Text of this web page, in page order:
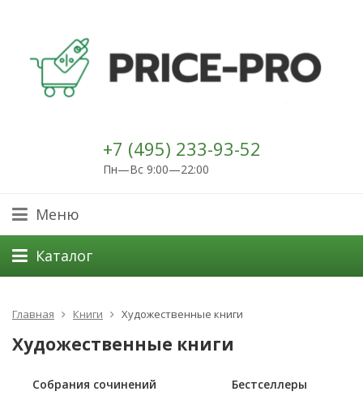
+7 (495) 233-93-52
Пн—Вс 9:00—22:00
Меню
Каталог
Главная Книги Художественные книги
Художественные книги
Собрания сочинений Бестселлеры